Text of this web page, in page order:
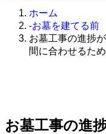
ホーム
-お墓を建てる前
お墓工事の進捗
間に合わせるた
お墓工事の進